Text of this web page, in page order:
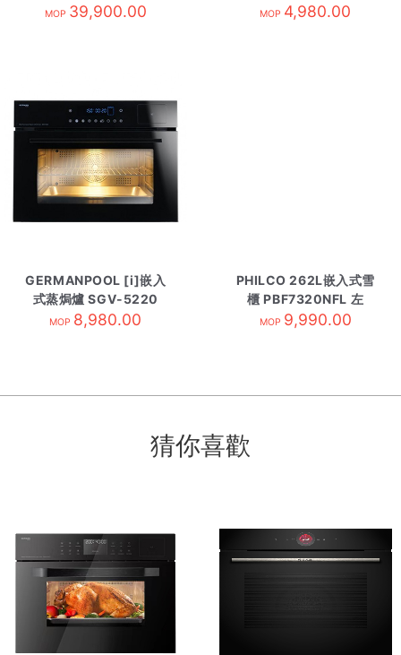
MOP 39,900.00 MOP 4,980.00
GERMANPOOL [i]嵌入
式蒸焗爐 SGV-5220
MOP 8,980.00
PHILCO 262L嵌入式雪
櫃 PBF7320NFL 左
MOP 9,990.00
猜你喜歡